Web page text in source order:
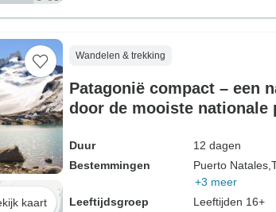
kaart
Wandelen & trekking
Patagonië compact – een
door de mooiste nationale
Duur
12 dagen
Bestemmingen
Puerto Natales,
+3 meer
Leeftijdsgroep
Leeftijden 16+